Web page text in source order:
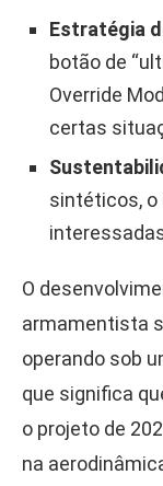
Estratégia
botão de
Override
certas
sintéticos, o
O
armamentista
operando sob
que significa
o projeto de
na